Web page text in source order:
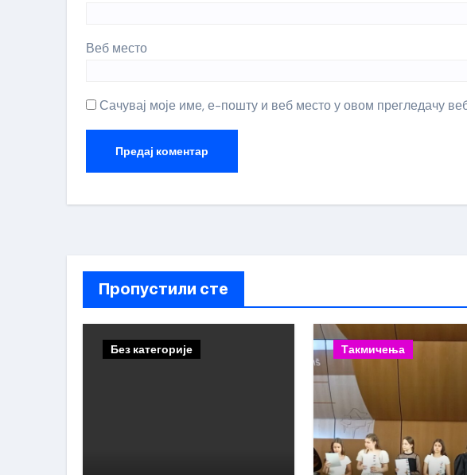
Веб место
Сачувај моје име, е-пошту и веб место у овом прегледачу
Пропустили сте
Без категорије Такмичења